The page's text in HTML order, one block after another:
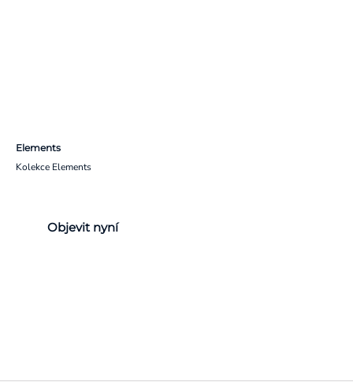
Elements
Kolekce Elements
Objevit nyní